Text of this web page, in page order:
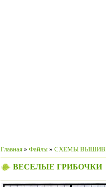
Главная » Файлы » СХЕМЫ
ВЕСЕЛЫЕ ГРИБОЧКИ